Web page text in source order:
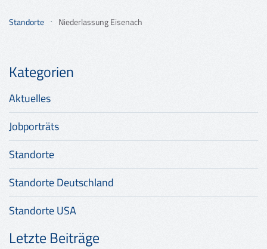
Standorte Niederlassung Eisenach
Kategorien
Aktuelles
Jobporträts
Standorte
Standorte Deutschland
Standorte USA
Letzte Beiträge